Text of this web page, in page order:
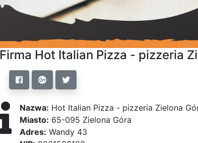
Firma Hot Italian Pizza - pizzeria
Nazwa: Hot Italian Pizza - pizzeria Zielona
Miasto: 65-095 Zielona Góra
Adres: Wandy 43